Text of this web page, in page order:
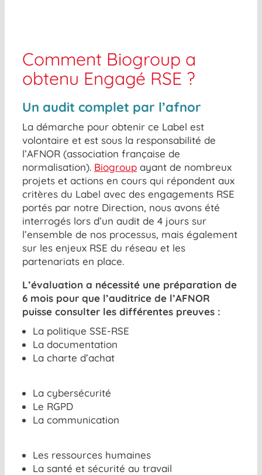
Comment Biogroup a
obtenu Engagé RSE ?
Un audit complet par l’afnor
La démarche pour obtenir ce Label est
volontaire et est sous la responsabilité de
l’AFNOR (association française de
normalisation). Biogroupayant de nombreux
projets et actions en cours qui répondent aux
critères du Label avec des engagements RSE
portés par notre Direction, nous avons été
interrogés lors d’un audit de 4 jours sur
l’ensemble de nos processus, mais également
sur les enjeux RSE du réseau et les
partenariats en place.
L’évaluation a nécessité une préparation de
6 mois pour que l’auditrice de l’AFNOR
puisse consulter les différentes preuves :
La politique SSE-RSE
La documentation
La charte d’achat
La cybersécurité
Le RGPD
La communication
Les ressources humaines
La santé et sécurité au travail